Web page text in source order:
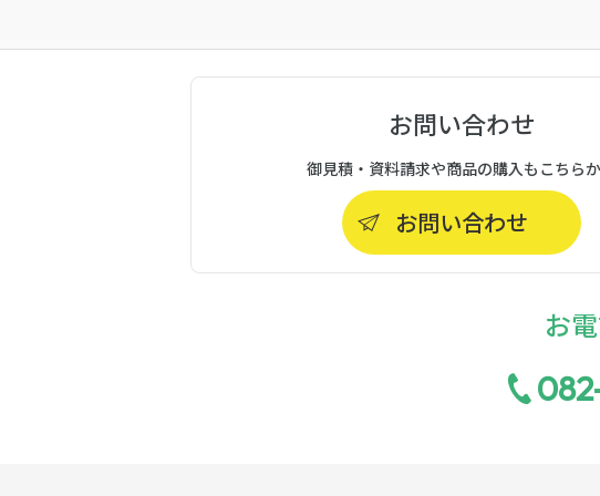
お問い合わせ
御見積・資料請求や商品の購入もこちら
お問い合わせ
お